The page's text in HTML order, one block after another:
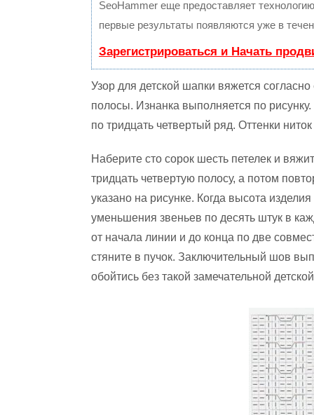
SeoHammer еще предоставляет
первые результаты появляются уже в
Зарегистрироваться и Начать
Узор для детской шапки вяжется
полосы. Изнанка выполняется по
по тридцать четвертый ряд. Оттенки
Наберите сто сорок шесть петелек и
тридцать четвертую полосу, а потом
указано на рисунке. Когда высота
уменьшения звеньев по десять штук в
от начала линии и до конца по две
стяните в пучок. Заключительный шов
обойтись без такой замечательной